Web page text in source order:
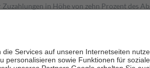
in Höhe von zehn Prozent des
auch für Online-Apotheken.
für ihre eigene Gesundheit zu stärken
vollendeten 18. Lebensjahr mit